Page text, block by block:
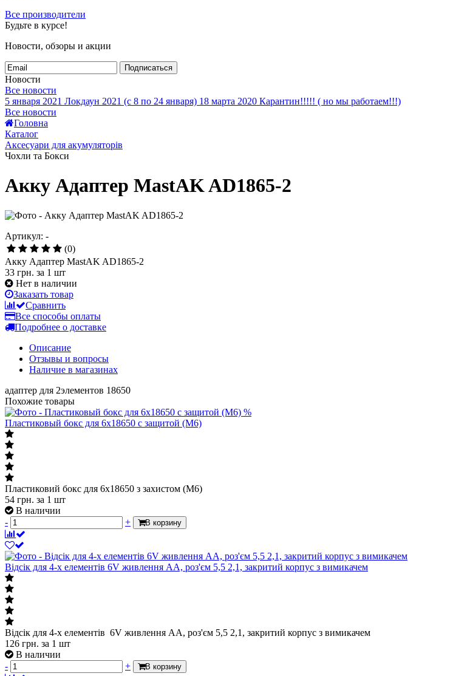
Все производители
Будьте в курсе!
Новости, обзоры и акции
Подписаться
Новости
Все новости
5 января 2021 Локдаун 2021 (с 8 по 24 января) 18 марта 2020 Карантин!!!!! ( но мы работаем!!!)
Все новости
Головна
Каталог
Аксесуари для акумуляторів
Чохли та Бокси
Акку Адаптер MastAK AD1865-2
Артикул: -
(0)
Акку Адаптер MastAK AD1865-2
33 грн. за 1 шт
Нет в наличии
Заказать товар
Сравнить
Все способы оплаты
Подробнее о доставке
Описание
Отзывы и вопросы
Наличие в магазинах
адаптер для 2элементов 18650
Похожие товары
%
Пластиковый бокс для 6x18650 с защитой (M6)
Пластиковий бокс для 6x18650 з захистом (M6)
54 грн. за 1 шт
В наличии
-
+ В корзину
Відсік для 4-х елементів 6V живлення АА, роз'єм 5,5 2,1, закритий корпус з вимикачем
Відсік для 4-х елементів 6V живлення АА, роз'єм 5,5 2,1, закритий корпус з вимикачем
126 грн. за 1 шт
В наличии
-
+ В корзину